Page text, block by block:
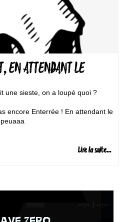
EN ATTENDANT LE
une sieste, on a loupé quoi ?
encore Enterrée ! En attendant le
Lire la suite...